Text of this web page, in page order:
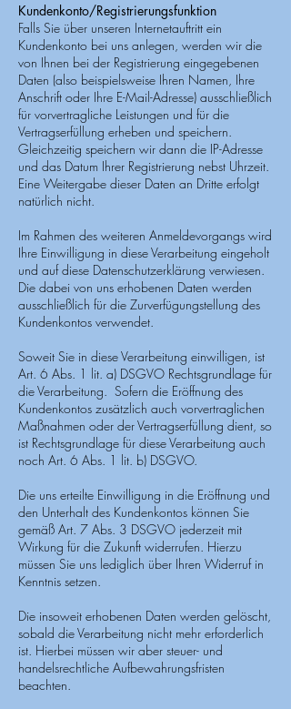
Kundenkonto/Registrierungsfunktion
Falls Sie über unseren Internetauftritt ein
Kundenkonto bei uns anlegen, werden wir die
von Ihnen bei der Registrierung eingegebenen
Daten (also beispielsweise Ihren Namen, Ihre
Anschrift oder Ihre E-Mail-Adresse) ausschließlich
für vorvertragliche Leistungen und für die
Vertragserfüllung erheben und speichern.
Gleichzeitig speichern wir dann die IP-Adresse
und das Datum Ihrer Registrierung nebst Uhrzeit.
Eine Weitergabe dieser Daten an Dritte erfolgt
natürlich nicht.
Im Rahmen des weiteren Anmeldevorgangs wird
Ihre Einwilligung in diese Verarbeitung eingeholt
und auf diese Datenschutzerklärung verwiesen.
Die dabei von uns erhobenen Daten werden
ausschließlich für die Zurverfügungstellung des
Kundenkontos verwendet.
Soweit Sie in diese Verarbeitung einwilligen, ist
Art. 6 Abs. 1 lit. a) DSGVO Rechtsgrundlage für
die Verarbeitung. Sofern die Eröffnung des
Kundenkontos zusätzlich auch vorvertraglichen
Maßnahmen oder der Vertragserfüllung dient, so
ist Rechtsgrundlage für diese Verarbeitung auch
noch Art. 6 Abs. 1 lit. b) DSGVO.
Die uns erteilte Einwilligung in die Eröffnung und
den Unterhalt des Kundenkontos können Sie
gemäß Art. 7 Abs. 3 DSGVO jederzeit mit
Wirkung für die Zukunft widerrufen. Hierzu
müssen Sie uns lediglich über Ihren Widerruf in
Kenntnis setzen.
Die insoweit erhobenen Daten werden gelöscht,
sobald die Verarbeitung nicht mehr erforderlich
ist. Hierbei müssen wir aber steuer- und
handelsrechtliche Aufbewahrungsfristen
beachten.